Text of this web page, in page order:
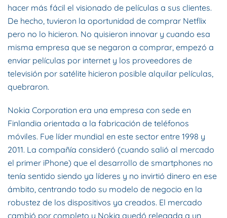
hacer más fácil el visionado de películas a sus clientes.
De hecho, tuvieron la oportunidad de comprar Netflix
pero no lo hicieron. No quisieron innovar y cuando esa
misma empresa que se negaron a comprar, empezó a
enviar películas por internet y los proveedores de
televisión por satélite hicieron posible alquilar películas,
quebraron.
Nokia Corporation era una empresa con sede en
Finlandia orientada a la fabricación de teléfonos
móviles. Fue líder mundial en este sector entre 1998 y
2011. La compañía consideró (cuando salió al mercado
el primer iPhone) que el desarrollo de smartphones no
tenía sentido siendo ya líderes y no invirtió dinero en ese
ámbito, centrando todo su modelo de negocio en la
robustez de los dispositivos ya creados. El mercado
cambió por completo y Nokia quedó relegada a un